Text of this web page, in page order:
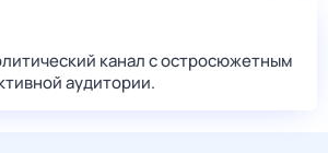
канал с остросюжетным
аудитории.